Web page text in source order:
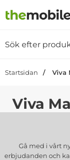
Startsidan Viva
Viva
Gå med i vårt
erbjudanden och